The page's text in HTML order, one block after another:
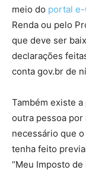
meio do portal e-
Renda ou pelo
que deve ser
declarações
conta gov.br de
Também existe
outra pessoa por
necessário que
tenha feito
“Meu Imposto